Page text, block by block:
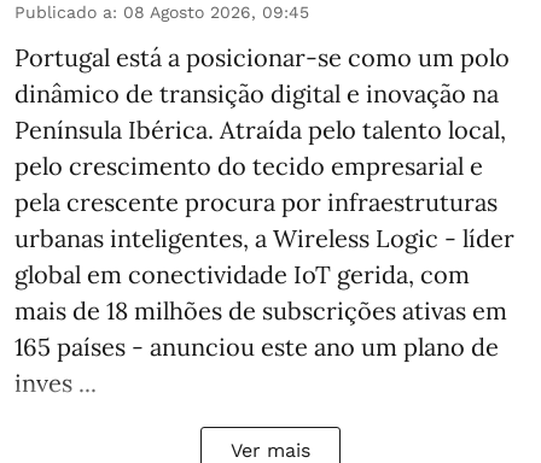
Publicado a: 08 Agosto 2026, 09:45
Portugal está a posicionar-se como um polo
dinâmico de transição digital e inovação na
Península Ibérica. Atraída pelo talento local,
pelo crescimento do tecido empresarial e
pela crescente procura por infraestruturas
urbanas inteligentes, a Wireless Logic - líder
global em conectividade IoT gerida, com
mais de 18 milhões de subscrições ativas em
165 países - anunciou este ano um plano de
inves ...
Ver mais